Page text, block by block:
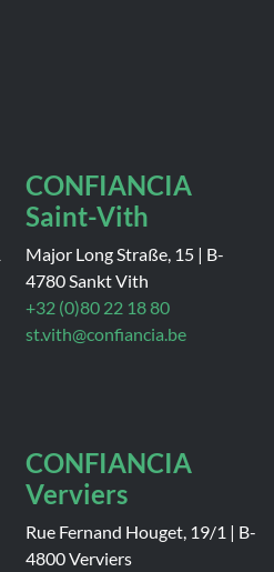
CONFIANCIA
Saint-Vith
Major Long Straße, 15 | B-
4780 Sankt Vith
+32 (0)80 22 18 80
st.vith@confiancia.be
CONFIANCIA
Verviers
Rue Fernand Houget, 19/1 | B-
4800 Verviers